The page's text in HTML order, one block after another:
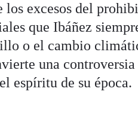
los excesos del
que Ibáñez
o el cambio
una
espíritu de su época.